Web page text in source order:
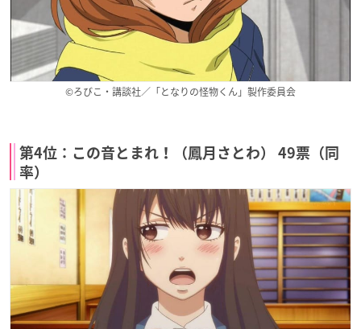
©ろびこ・講談社／「となりの怪物くん」製作委員会
第4位：この音とまれ！（鳳月さとわ） 49票（同
率）